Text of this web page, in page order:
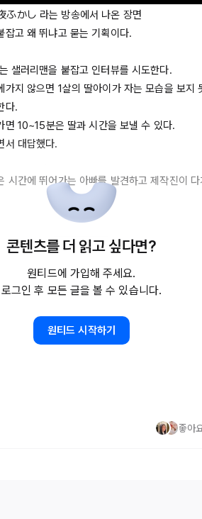
ふかし 라는 방송에서 나온 장면
잡고 왜 뛰냐고 묻는 기획이다.
샐러리맨을 붙잡고 인터뷰를 시도한다.
가지 않으면 1살의 딸아이가 자는 모습을 보지
다.
면 10~15분은 딸과 시간을 보낼 수 있다.
서 대답했다.
시간에 뛰어가는 아빠를 발견하고 제작진이
습을 보셨나요?"
댓글이 참 인상적이었다.
生の全てだ
인생의 전부다)
콘텐츠를 더 읽고 싶다면?
원티드에 가입해 주세요.
로그인 후 모든 글을 볼 수 있습니다.
원티드 시작하기
좋아